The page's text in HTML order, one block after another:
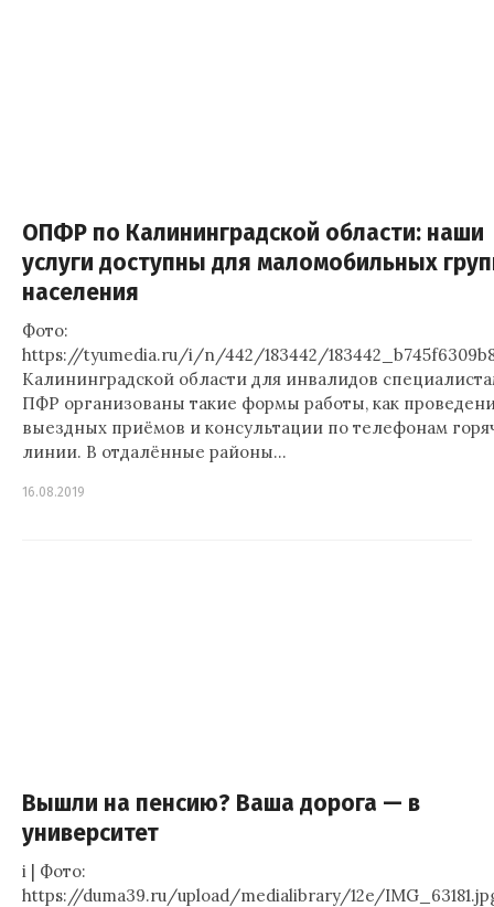
ОПФР по Калининградской области: наши
услуги доступны для маломобильных
населения
Фото:
https://tyumedia.ru/i/n/442/183442/
Калининградской области для инвалидов
ПФР организованы такие формы работы, как
выездных приёмов и консультации по телефонам
линии. В отдалённые районы…
16.08.2019
Вышли на пенсию? Ваша дорога — в
университет
i | Фото:
https://duma39.ru/upload/medialibrary/12e/